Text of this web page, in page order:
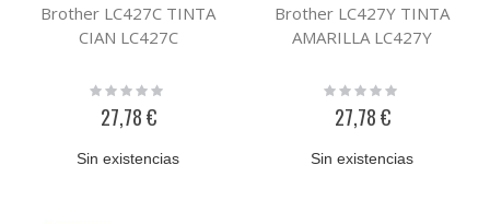
Brother LC427C TINTA
CIAN LC427C
Rating:
27,78 €
Sin existencias
Brother LC427Y TINTA
AMARILLA LC427Y
Rating:
27,78 €
Sin existencias